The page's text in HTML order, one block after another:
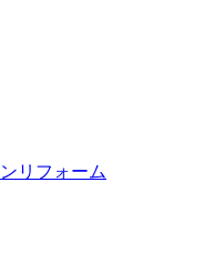
リフォーム